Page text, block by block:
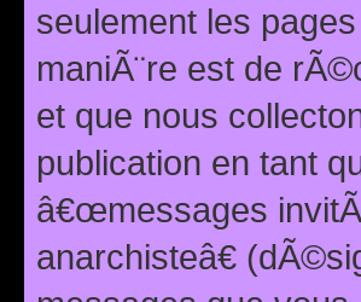
seulement les
maniÃ¨re est de
et que nous
publication en tant
â€œmessages
anarchisteâ€